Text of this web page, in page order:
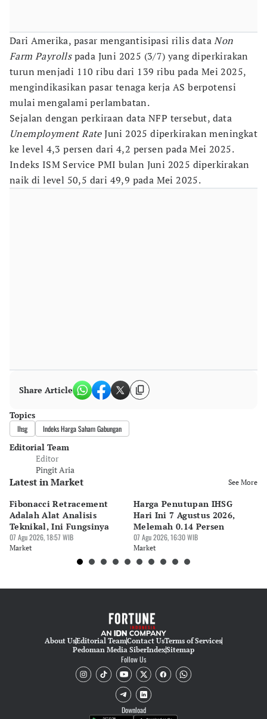
Dari Amerika, pasar mengantisipasi rilis dataNon
Farm Payrollspada Juni 2025 (3/7) yang diperkirakan
turun menjadi 110 ribu dari 139 ribu pada Mei 2025,
mengindikasikan pasar tenaga kerja AS berpotensi
mulai mengalami perlambatan.
Sejalan dengan perkiraan data NFP tersebut, data
Unemployment RateJuni 2025 diperkirakan meningkat
ke level 4,3 persen dari 4,2 persen pada Mei 2025.
Indeks ISM Service PMI bulan Juni 2025 diperkirakan
naik di level 50,5 dari 49,9 pada Mei 2025.
Share Article
Topics
Ihsg Indeks Harga Saham Gabungan
Editorial Team
Editor
Pingit Aria
Latest in Market See More
Fibonacci Retracement
Adalah Alat Analisis
Teknikal, Ini Fungsinya
07 Agu 2026, 18:57 WIB
Market
Harga Penutupan IHSG
Hari Ini 7 Agustus 2026,
Melemah 0.14 Persen
07 Agu 2026, 16:30 WIB
Market
About UsEditorial TeamContact UsTerms of Services
Pedoman Media SiberIndexSitemap
Follow Us
Download